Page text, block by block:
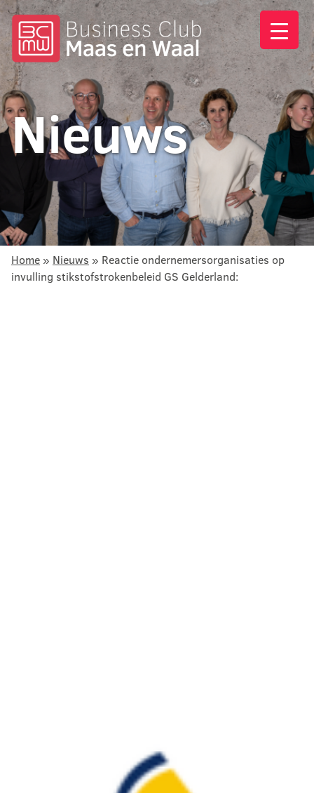
Nieuws
Home » Nieuws » Reactie ondernemersorganisaties op
invulling stikstofstrokenbeleid GS Gelderland: